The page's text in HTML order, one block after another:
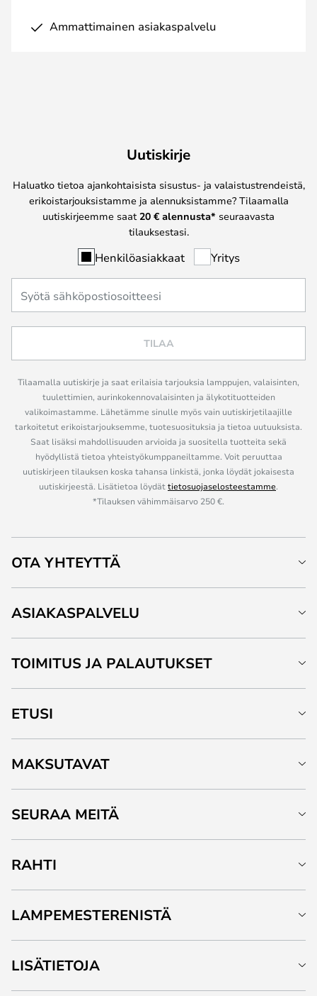
Ammattimainen asiakaspalvelu
Uutiskirje
Haluatko tietoa ajankohtaisista sisustus- ja valaistustrendeistä,
erikoistarjouksistamme ja alennuksistamme? Tilaamalla
uutiskirjeemme saat 20 € alennusta* seuraavasta
tilauksestasi.
Henkilöasiakkaat Yritys
TILAA
Tilaamalla uutiskirje ja saat erilaisia tarjouksia lamppujen, valaisinten,
tuulettimien, aurinkokennovalaisinten ja älykotituotteiden
valikoimastamme. Lähetämme sinulle myös vain uutiskirjetilaajille
tarkoitetut erikoistarjouksemme, tuotesuosituksia ja tietoa uutuuksista.
Saat lisäksi mahdollisuuden arvioida ja suositella tuotteita sekä
hyödyllistä tietoa yhteistyökumppaneiltamme. Voit peruuttaa
uutiskirjeen tilauksen koska tahansa linkistä, jonka löydät jokaisesta
uutiskirjeestä. Lisätietoa löydättietosuojaselosteestamme.
*Tilauksen vähimmäisarvo 250 €.
OTA YHTEYTTÄ
ASIAKASPALVELU
TOIMITUS JA PALAUTUKSET
ETUSI
MAKSUTAVAT
SEURAA MEITÄ
RAHTI
LAMPEMESTERENISTÄ
LISÄTIETOJA